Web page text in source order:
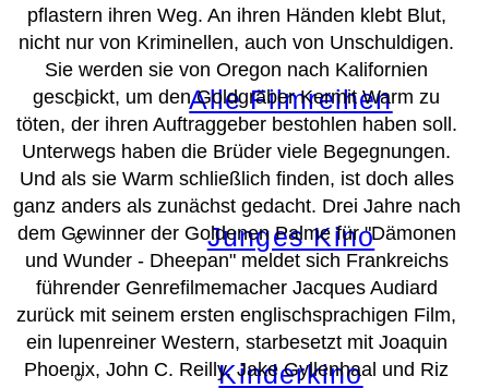
Alle Filmreihen
Junges Kino
Kinderkino
pflastern ihren Weg. An ihren Händen klebt Blut,
nicht nur von Kriminellen, auch von Unschuldigen.
Sie werden sie von Oregon nach Kalifornien
geschickt, um den Goldgräber Kermit Warm zu
töten, der ihren Auftraggeber bestohlen haben soll.
Unterwegs haben die Brüder viele Begegnungen.
Und als sie Warm schließlich finden, ist doch alles
ganz anders als zunächst gedacht. Drei Jahre nach
dem Gewinner der Goldenen Palme für "Dämonen
und Wunder - Dheepan" meldet sich Frankreichs
führender Genrefilmemacher Jacques Audiard
zurück mit seinem ersten englischsprachigen Film,
ein lupenreiner Western, starbesetzt mit Joaquin
Phoenix, John C. Reilly, Jake Gyllenhaal und Riz